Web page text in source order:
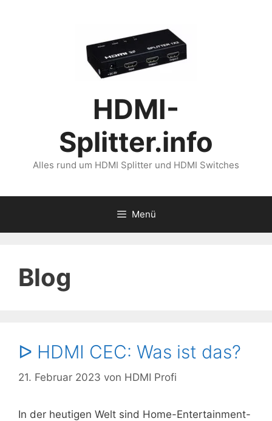
HDMI-
Splitter.info
Alles rund um HDMI Splitter und HDMI Switches
Menü
Blog
ᐅ HDMI CEC: Was ist das?
21. Februar 2023 von HDMI Profi
In der heutigen Welt sind Home-Entertainment-